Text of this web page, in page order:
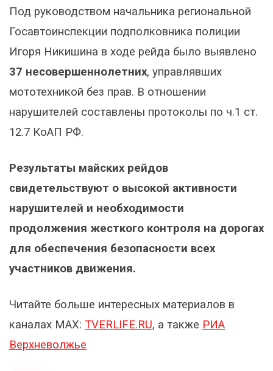
Под руководством начальника региональной
Госавтоинспекции подполковника полиции
Игоря Никишина в ходе рейда было выявлено
37 несовершеннолетних, управлявших
мототехникой без прав. В отношении
нарушителей составлены протоколы по ч.1 ст.
12.7 КоАП РФ.
Результаты майских рейдов
свидетельствуют о высокой активности
нарушителей и необходимости
продолжения жесткого контроля на дорогах
для обеспечения безопасности всех
участников движения.
Читайте больше интересных материалов в
каналах МАХ: TVERLIFE.RU, а также РИА
Верхневолжье